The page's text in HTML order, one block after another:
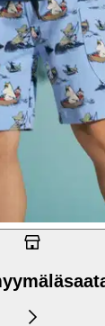
Toimitus
Ei saatavilla
yli 100